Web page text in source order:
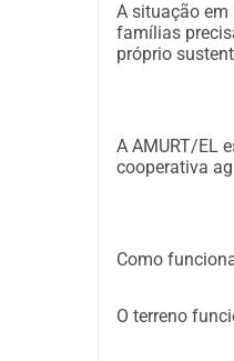
A situação em
famílias
próprio
A AMURT/EL
cooperativa
Como
O terreno